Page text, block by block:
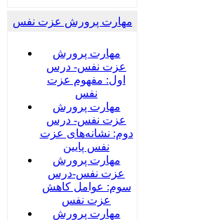
مهارت پرورش عزت نفس
مهارت پرورش
عزت نفس- درس
اول: مفهوم عزت
نفس
مهارت پرورش
عزت نفس- درس
دوم: نشانه‌های عزت
نفس پایین
مهارت پرورش
عزت نفس-درس
سوم: عوامل کاهش
عزت نفس
مهارت پرورش